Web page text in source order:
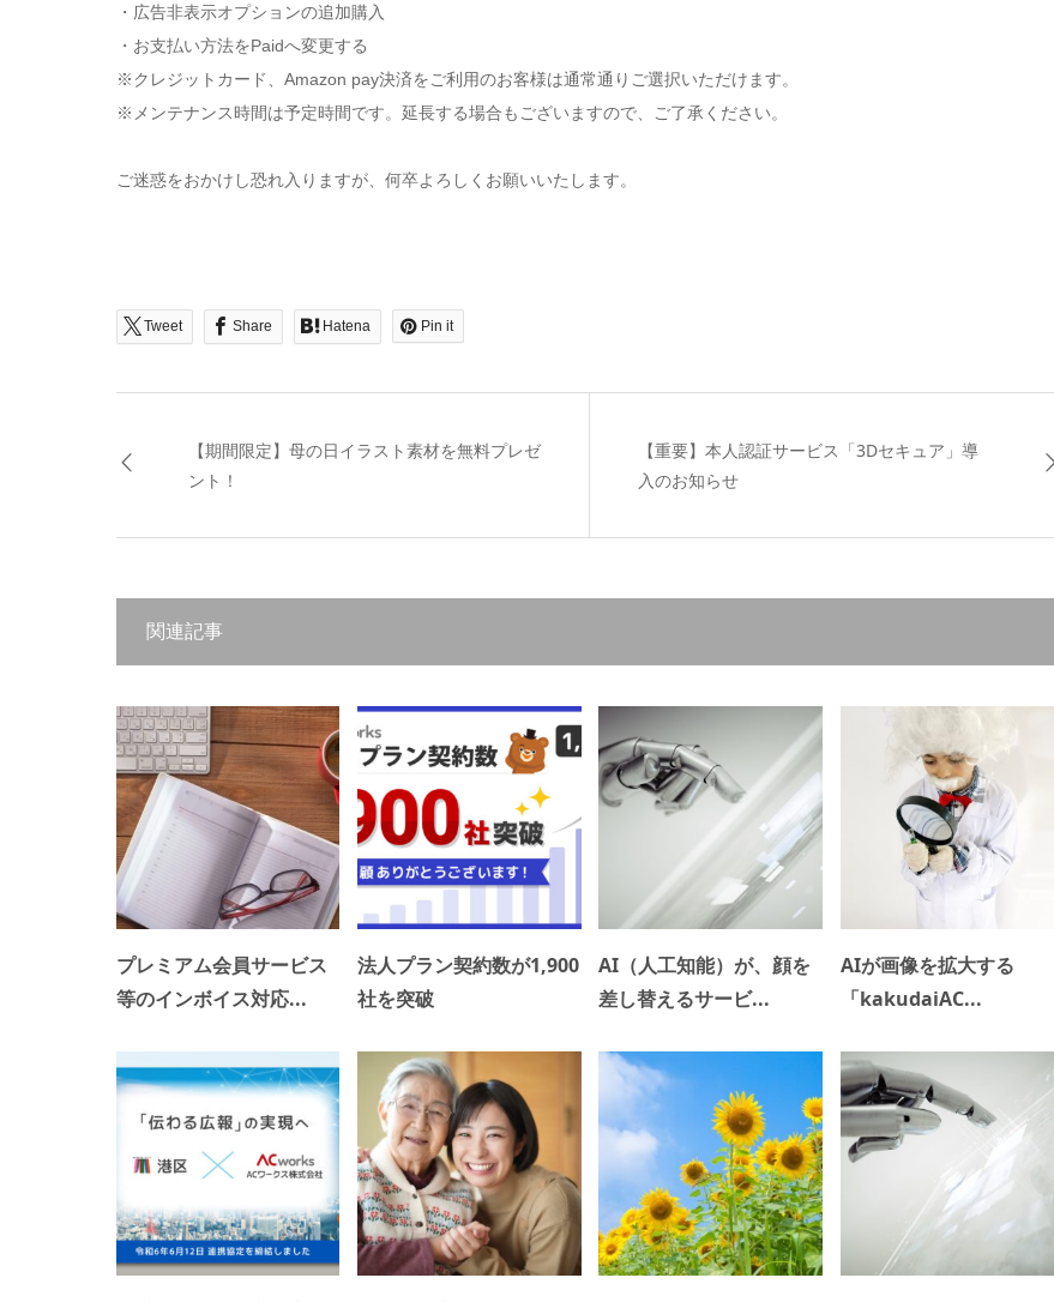
・広告非表示オプションの追加購入
・お支払い方法をPaidへ変更する
※クレジットカード、Amazon pay決済をご利用のお客様は通常通りご選択いただけます。
※メンテナンス時間は予定時間です。延長する場合もございますので、ご了承ください。
ご迷惑をおかけし恐れ入りますが、何卒よろしくお願いいたします。
Tweet Share Hatena Pin it
【期間限定】母の日イラスト素材を無料プレゼ
ント！
【重要】本人認証サービス「3Dセキュア」導
入のお知らせ
関連記事
プレミアム会員サービス
等のインボイス対応...
法人プラン契約数が1,900
社を突破
AI（人工知能）が、顔を
差し替えるサービ...
AIが画像を拡大する
「kakudaiAC...